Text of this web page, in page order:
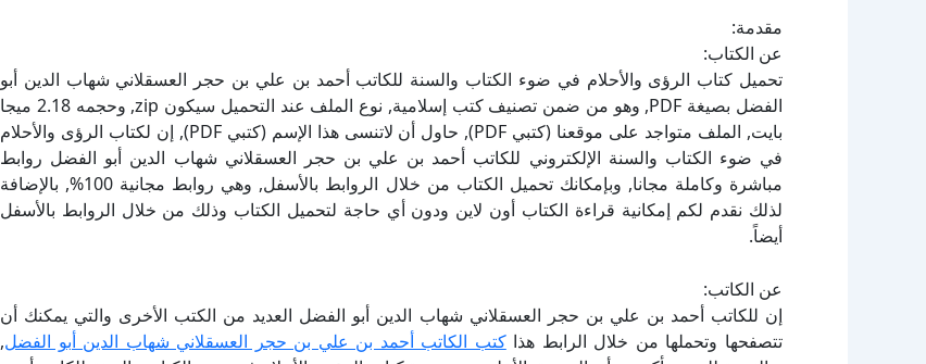
مقدمة:
عن الكتاب:
تحميل كتاب الرؤى والأحلام في ضوء الكتاب والسنة للكاتب أحمد بن علي بن حجر العسقلاني شهاب الدين أبو
الفضل بصيغة PDF, وهو من ضمن تصنيف كتب إسلامية, نوع الملف عند التحميل سيكون zip, وحجمه 2.18 ميجا
بايت, الملف متواجد على موقعنا (كتبي PDF), حاول أن لاتنسى هذا الإسم (كتبي PDF), إن لكتاب الرؤى والأحلام
في ضوء الكتاب والسنة الإلكتروني للكاتب أحمد بن علي بن حجر العسقلاني شهاب الدين أبو الفضل روابط
مباشرة وكاملة مجانا, وبإمكانك تحميل الكتاب من خلال الروابط بالأسفل, وهي روابط مجانية 100%, بالإضافة
لذلك نقدم لكم إمكانية قراءة الكتاب أون لاين ودون أي حاجة لتحميل الكتاب وذلك من خلال الروابط بالأسفل
أيضاً.
عن الكاتب:
إن للكاتب أحمد بن علي بن حجر العسقلاني شهاب الدين أبو الفضل العديد من الكتب الأخرى والتي يمكنك أن
تتصفحها وتحملها من خلال الرابط هذاكتب الكاتب أحمد بن علي بن حجر العسقلاني شهاب الدين أبو الفضل,